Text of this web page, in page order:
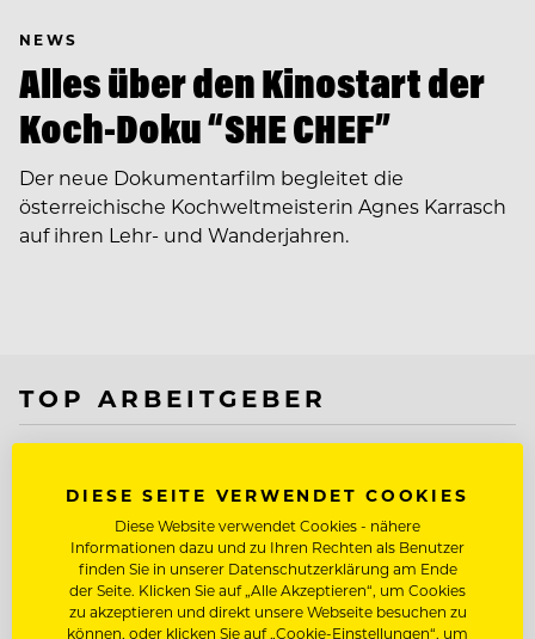
NEWS
Alles über den Kinostart der
Koch-Doku “SHE CHEF”
Der neue Dokumentarfilm begleitet die
österreichische Kochweltmeisterin Agnes Karrasch
auf ihren Lehr- und Wanderjahren.
TOP ARBEITGEBER
DIESE SEITE VERWENDET COOKIES
Diese Website verwendet Cookies - nähere
Informationen dazu und zu Ihren Rechten als Benutzer
finden Sie in unserer Datenschutzerklärung am Ende
der Seite. Klicken Sie auf „Alle Akzeptieren“, um Cookies
zu akzeptieren und direkt unsere Webseite besuchen zu
können, oder klicken Sie auf „Cookie-Einstellungen“, um